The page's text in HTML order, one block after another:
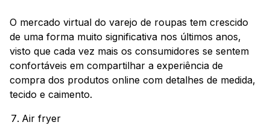
O mercado virtual do varejo de roupas tem crescido
de uma forma muito significativa nos últimos anos,
visto que cada vez mais os consumidores se sentem
confortáveis em compartilhar a experiência de
compra dos produtos online com detalhes de medida,
tecido e caimento.
Air fryer